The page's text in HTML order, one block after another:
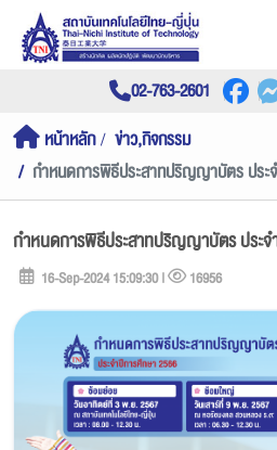
02-763-2601
หน้าหลัก
ข่าว,กิจกรรม
กำหนดการพิธีประสาทปริญญาบัตร ประ
กำหนดการพิธีประสาทปริญญาบัตร ประจ
16-Sep-2024 15:09:30 | 16956